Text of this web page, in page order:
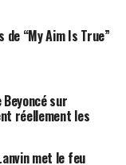
“My Aim Is True”
sur
réellement les
met le feu